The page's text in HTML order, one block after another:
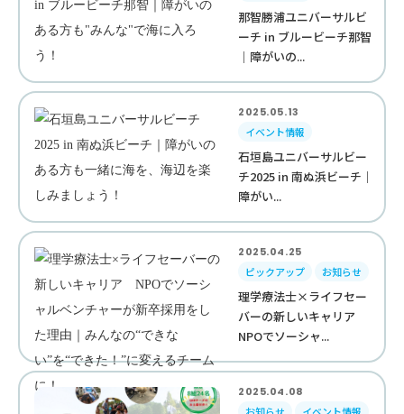
那智勝浦ユニバーサルビ
ーチ in ブルービーチ那智
｜障がいの...
2025.05.13
イベント情報
石垣島ユニバーサルビー
チ2025 in 南ぬ浜ビーチ｜
障がい...
2025.04.25
ピックアップ
お知らせ
理学療法士×ライフセー
バーの新しいキャリア
NPOでソーシャ...
2025.04.08